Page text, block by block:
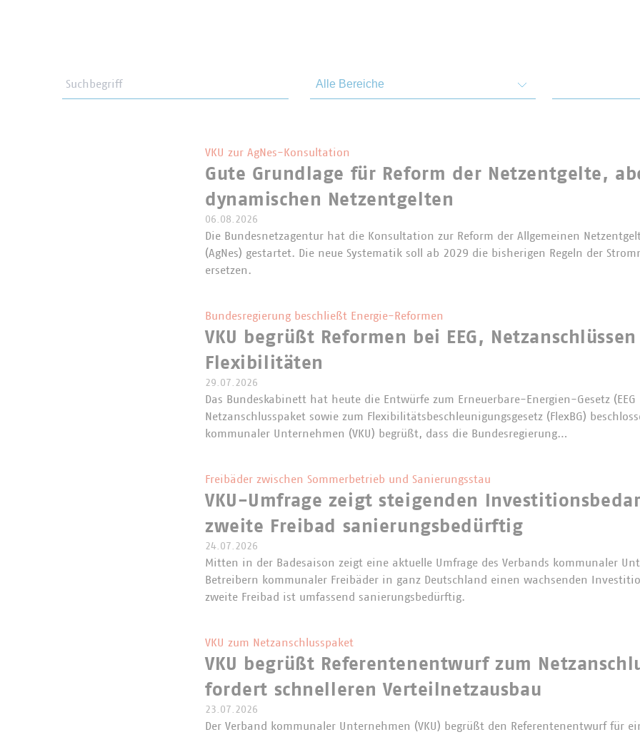
VKU zur AgNes-Konsultation
Gute Grundlage für Reform der Netzentgelte,
dynamischen Netzentgelten
06.08.2026
Die Bundesnetzagentur hat die Konsultation zur Reform der Allgemeinen
(AgNes) gestartet. Die neue Systematik soll ab 2029 die bisherigen Regeln der
ersetzen.
Bundesregierung beschließt Energie-Reformen
VKU begrüßt Reformen bei EEG, Netzanschlüssen
Flexibilitäten
29.07.2026
Das Bundeskabinett hat heute die Entwürfe zum Erneuerbare-Energien-Gesetz (EEG
Netzanschlusspaket sowie zum Flexibilitätsbeschleunigungsgesetz (FlexBG)
kommunaler Unternehmen (VKU) begrüßt, dass die Bundesregierung…
Freibäder zwischen Sommerbetrieb und Sanierungsstau
VKU-Umfrage zeigt steigenden
zweite Freibad sanierungsbedürftig
24.07.2026
Mitten in der Badesaison zeigt eine aktuelle Umfrage des Verbands kommunaler
Betreibern kommunaler Freibäder in ganz Deutschland einen wachsenden
zweite Freibad ist umfassend sanierungsbedürftig.
VKU zum Netzanschlusspaket
VKU begrüßt Referentenentwurf zum
fordert schnelleren Verteilnetzausbau
23.07.2026
Der Verband kommunaler Unternehmen (VKU) begrüßt den Referentenentwurf für